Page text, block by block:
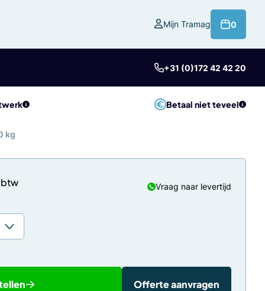
Mijn Tramag 0
+31 (0)172 42 42 20
Betaal niet teveel
kg
Vraag naar levertijd
Offerte aanvragen